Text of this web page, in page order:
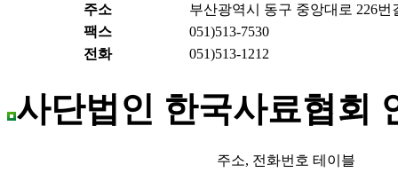
주소
부산광역시 동구 중앙대로 226번
팩스
051)513-7530
전화
051)513-1212
사단법인 한국사료협회
주소, 전화번호 테이블